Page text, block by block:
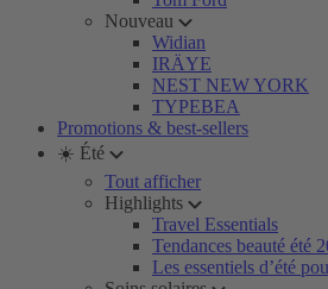
Nouveau
Widian
IRÄYE
NEST NEW YORK
TYPEBEA
Promotions & best-sellers
☀️ Été
Tout afficher
Highlights
Travel Essentials
Tendances beauté été
Les essentiels d’été